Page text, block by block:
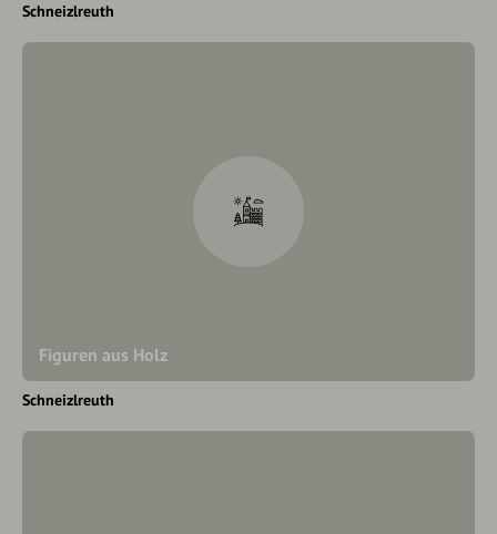
Schneizlreuth
Figuren aus Holz
Schneizlreuth